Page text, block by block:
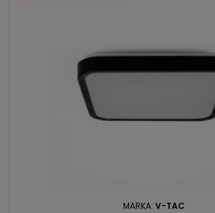
MARKA: V-TAC